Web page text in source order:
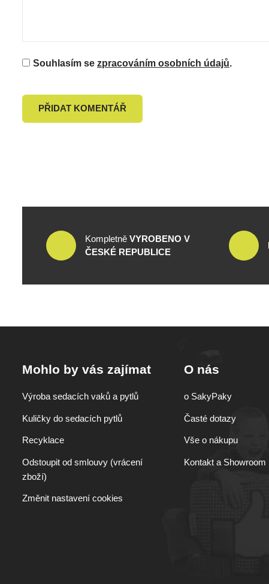
Souhlasím se zpracováním osobních údajů.
PŘIDAT KOMENTÁŘ
Kompletně VYROBENO V
ČESKÉ REPUBLICE
Mohlo by vás zajímat
Výroba sedacích vaků a pytlů
Kuličky do sedacích pytlů
Recyklace
Odstoupit od smlouvy (vrácení
zboží)
Změnit nastavení cookies
O nás
o SakyPaky
Časté dotazy
Vše o nákupu
Kontakt a Showroom